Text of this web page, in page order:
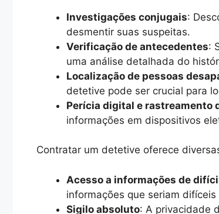
Investigações conjugais:
desmentir suas suspeitas.
Verificação de antecedentes:
uma análise detalhada do
Localização de pessoas
detetive pode ser crucial para
Perícia digital e rastreamento
informações em dispositivos
Contratar um detetive oferece
Acesso a informações de
informações que seriam
Sigilo absoluto: A privacidade